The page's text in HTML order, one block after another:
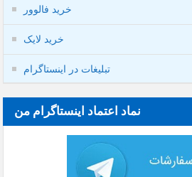
خرید فالوور
خرید لایک
تبلیغات در اینستاگرام
نماد اعتماد اینستاگرام من